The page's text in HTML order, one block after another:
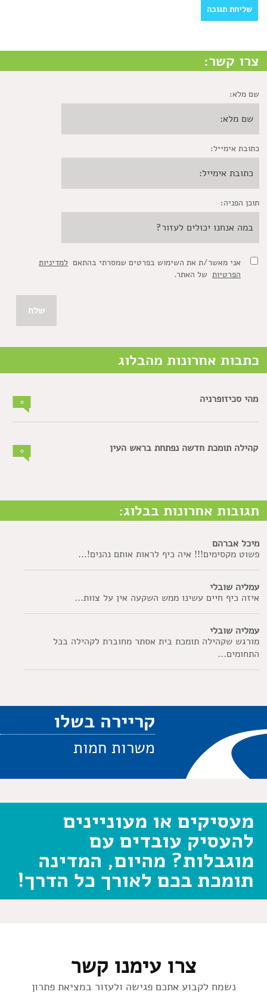
צרו קשר:
שם מלא:
כתובת אימייל:
תוכן הפניה:
אני מאשר/ת את השימוש בפרטים שמסרתי בהתאם למדיניות
הפרטיותשל האתר.
כתבות אחרונות מהבלוג
מהי סכיזופרניה
קהילה תומכת חדשה נפתחת בראש העין
תגובות אחרונות בבלוג:
מיכל אברהם
פשוט מקסימים!!! איה כיף לראות אותם נהנים!...
עמליה שובלי
איזה כיף חיים עשינו ממש השקעה אין על צוות...
עמליה שובלי
מורגש שקהילה תומכת בית אסתר מחוברת לקהילה בכל
התחומים...
קריירה בשלו
משרות חמות
מעסיקים או מעוניינים
להעסיק עובדים עם
מוגבלות? מהיום, המדינה
תומכת בכם לאורך כל הדרך!
צרו עימנו קשר
נשמח לקבוע אתכם פגישה ולעזור במציאת פתרון